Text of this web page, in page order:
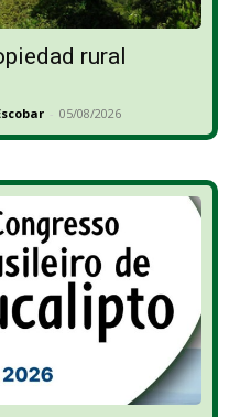
rural
- 05/08/2026